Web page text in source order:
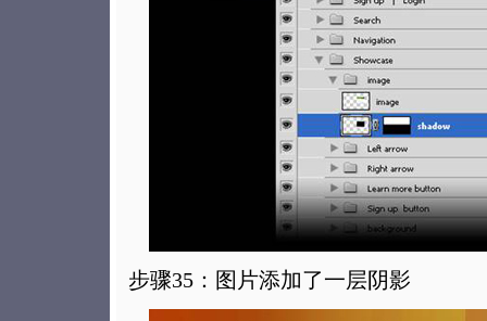
步骤35：图片添加了一层阴影